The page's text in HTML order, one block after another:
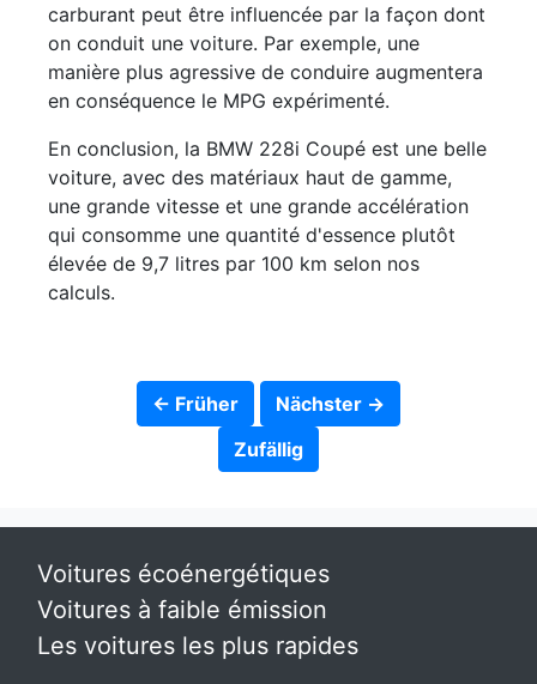
carburant peut être influencée par la façon dont
on conduit une voiture. Par exemple, une
manière plus agressive de conduire augmentera
en conséquence le MPG expérimenté.
En conclusion, la BMW 228i Coupé est une belle
voiture, avec des matériaux haut de gamme,
une grande vitesse et une grande accélération
qui consomme une quantité d'essence plutôt
élevée de 9,7 litres par 100 km selon nos
calculs.
← Früher
Nächster →
Zufällig
Voitures écoénergétiques
Voitures à faible émission
Les voitures les plus rapides